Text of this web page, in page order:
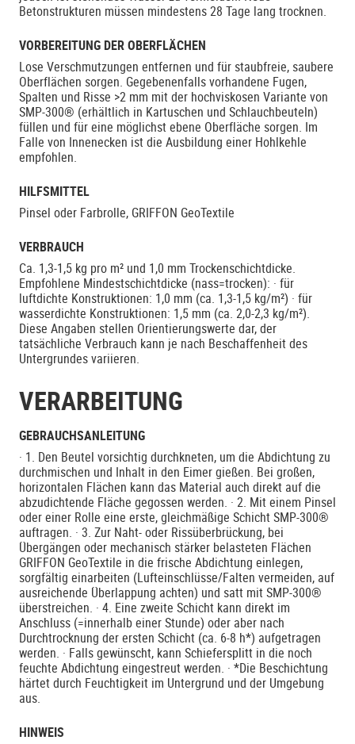
Betonstrukturen müssen mindestens 28 Tage lang trocknen.
VORBEREITUNG DER OBERFLÄCHEN
Lose Verschmutzungen entfernen und für staubfreie, saubere
Oberflächen sorgen. Gegebenenfalls vorhandene Fugen,
Spalten und Risse >2 mm mit der hochviskosen Variante von
SMP-300® (erhältlich in Kartuschen und Schlauchbeuteln)
füllen und für eine möglichst ebene Oberfläche sorgen. Im
Falle von Innenecken ist die Ausbildung einer Hohlkehle
empfohlen.
HILFSMITTEL
Pinsel oder Farbrolle, GRIFFON GeoTextile
VERBRAUCH
Ca. 1,3-1,5 kg pro m² und 1,0 mm Trockenschichtdicke.
Empfohlene Mindestschichtdicke (nass=trocken): · für
luftdichte Konstruktionen: 1,0 mm (ca. 1,3-1,5 kg/m²) · für
wasserdichte Konstruktionen: 1,5 mm (ca. 2,0-2,3 kg/m²).
Diese Angaben stellen Orientierungswerte dar, der
tatsächliche Verbrauch kann je nach Beschaffenheit des
Untergrundes variieren.
VERARBEITUNG
GEBRAUCHSANLEITUNG
· 1. Den Beutel vorsichtig durchkneten, um die Abdichtung zu
durchmischen und Inhalt in den Eimer gießen. Bei großen,
horizontalen Flächen kann das Material auch direkt auf die
abzudichtende Fläche gegossen werden. · 2. Mit einem Pinsel
oder einer Rolle eine erste, gleichmäßige Schicht SMP-300®
auftragen. · 3. Zur Naht- oder Rissüberbrückung, bei
Übergängen oder mechanisch stärker belasteten Flächen
GRIFFON GeoTextile in die frische Abdichtung einlegen,
sorgfältig einarbeiten (Lufteinschlüsse/Falten vermeiden, auf
ausreichende Überlappung achten) und satt mit SMP-300®
überstreichen. · 4. Eine zweite Schicht kann direkt im
Anschluss (=innerhalb einer Stunde) oder aber nach
Durchtrocknung der ersten Schicht (ca. 6-8 h*) aufgetragen
werden. · Falls gewünscht, kann Schiefersplitt in die noch
feuchte Abdichtung eingestreut werden. · *Die Beschichtung
härtet durch Feuchtigkeit im Untergrund und der Umgebung
aus.
HINWEIS